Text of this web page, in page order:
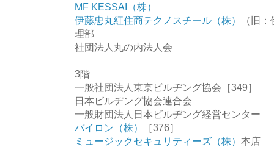
MF KESSAI（株）
伊藤忠丸紅住商テクノスチール（株）
（旧
理部
社団法人丸の内法人会
3階
一般社団法人東京ビルヂング協会［349］
日本ビルヂング協会連合会
一般財団法人日本ビルヂング経営センター
バイロン（株）
［376］
ミュージックセキュリティーズ（株） 本店